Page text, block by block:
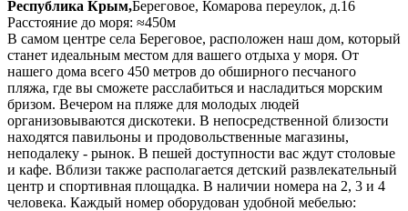
Республика Крым,Береговое, Комарова переулок, д.16
Расстояние до моря: ≈450м
В самом центре села Береговое, расположен наш дом, который
станет идеальным местом для вашего отдыха у моря. От
нашего дома всего 450 метров до обширного песчаного
пляжа, где вы сможете расслабиться и насладиться морским
бризом. Вечером на пляже для молодых людей
организовываются дискотеки. В непосредственной близости
находятся павильоны и продовольственные магазины,
неподалеку - рынок. В пешей доступности вас ждут столовые
и кафе. Вблизи также располагается детский развлекательный
центр и спортивная площадка. В наличии номера на 2, 3 и 4
человека. Каждый номер оборудован удобной мебелью: